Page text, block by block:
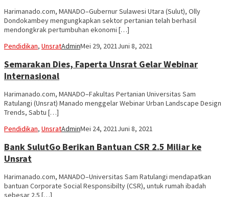
Harimanado.com, MANADO–Gubernur Sulawesi Utara (Sulut), Olly
Dondokambey mengungkapkan sektor pertanian telah berhasil
mendongkrak pertumbuhan ekonomi […]
Pendidikan, UnsratAdminMei 29, 2021Juni 8, 2021
Semarakan Dies, Faperta Unsrat Gelar Webinar
Internasional
Harimanado.com, MANADO–Fakultas Pertanian Universitas Sam
Ratulangi (Unsrat) Manado menggelar Webinar Urban Landscape Design
Trends, Sabtu […]
Pendidikan, UnsratAdminMei 24, 2021Juni 8, 2021
Bank SulutGo Berikan Bantuan CSR 2.5 Miliar ke
Unsrat
Harimanado.com, MANADO–Universitas Sam Ratulangi mendapatkan
bantuan Corporate Social Responsibilty (CSR), untuk rumah ibadah
sebesar 2.5 […]